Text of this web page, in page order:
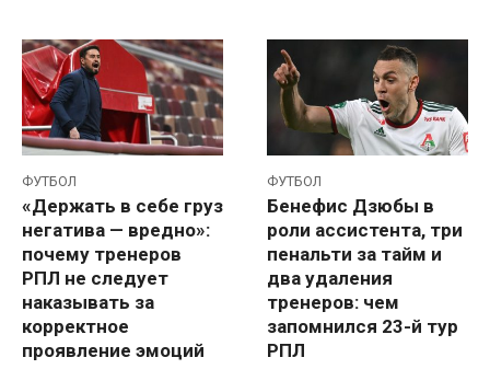
ФУТБОЛ
«Держать в себе груз
негатива — вредно»:
почему тренеров
РПЛ не следует
наказывать за
корректное
проявление эмоций
ФУТБОЛ
Бенефис Дзюбы в
роли ассистента, три
пенальти за тайм и
два удаления
тренеров: чем
запомнился 23-й тур
РПЛ